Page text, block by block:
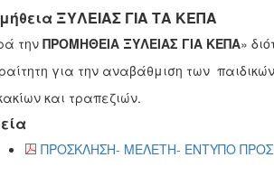
ΞΥΛΕΙΑΣ ΓΙΑ ΤΑ ΚΕΠΑ
την ΠΡΟΜΗΘΕΙΑ ΞΥΛΕΙΑΣ ΓΙΑ ΚΕΠΑ»
για την αναβάθμιση των
και τραπεζιών.
ΠΡΟΣΚΛΗΣΗ- ΜΕΛΕΤΗ- ΕΝΤΥΠΟ